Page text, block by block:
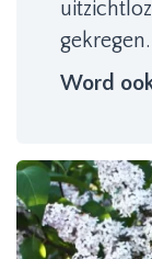
Word